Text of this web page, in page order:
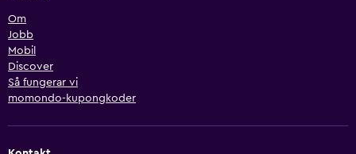
Om
Jobb
Mobil
Discover
Så fungerar vi
momondo-kupongkoder